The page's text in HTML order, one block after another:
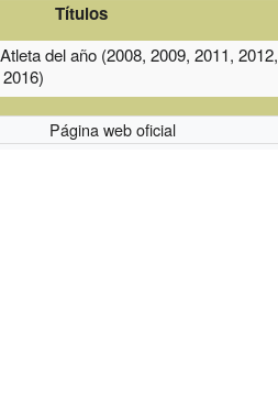
Títulos
del año (2008, 2009, 2011, 2012,
Página web oficial